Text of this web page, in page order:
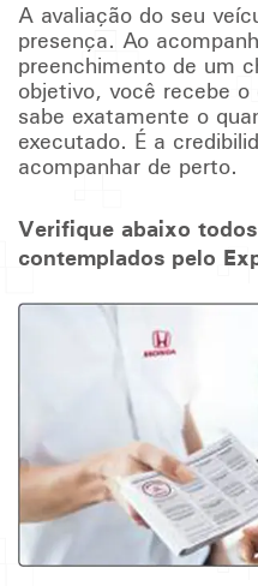
A avaliação do seu
presença. Ao
preenchimento de um
objetivo, você recebe
sabe exatamente o
executado. É a
acompanhar de perto.
Verifique abaixo
contemplados pelo